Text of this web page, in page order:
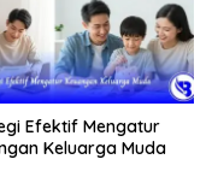
Efektif Mengatur
Keluarga Muda